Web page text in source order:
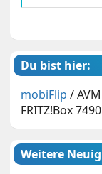
Du bist hier:
mobiFlip /
FRITZ!Box 7490
Weitere